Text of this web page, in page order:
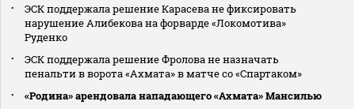
ЭСК поддержала решение Карасева не фиксировать
нарушение Алибекова на форварде «Локомотива»
Руденко
ЭСК поддержала решение Фролова не назначать
пенальти в ворота «Ахмата» в матче со «Спартаком»
«Родина» арендовала нападающего «Ахмата» Мансилью